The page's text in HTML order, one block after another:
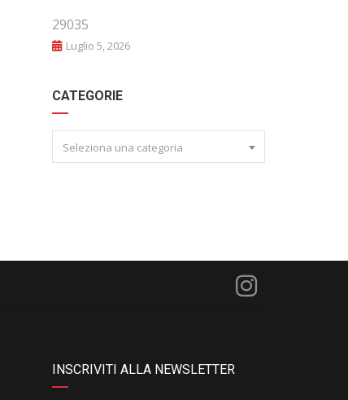
29035
Luglio 5, 2026
CATEGORIE
Seleziona una categoria
INSCRIVITI ALLA NEWSLETTER